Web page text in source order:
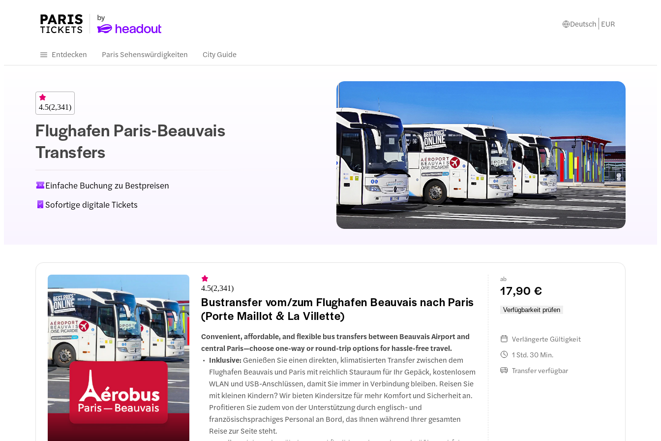
Deutsch EUR
Entdecken Paris Sehenswürdigkeiten City Guide
Flughafen Paris-Beauvais
Transfers
4.5(2,341)
Einfache Buchung zu Bestpreisen
Sofortige digitale Tickets
4.5(2,341)
Bustransfer vom/zum Flughafen Beauvais nach Paris
(Porte Maillot & La Villette)
ab
17,90 €
Verfügbarkeit prüfen
Verlängerte Gültigkeit
1 Std. 30 Min.
Transfer verfügbar
Convenient, affordable, and flexible bus transfers between Beauvais Airport and
central Paris—choose one-way or round-trip options for hassle-free travel.
Inklusive: Genießen Sie einen direkten, klimatisierten Transfer zwischen dem
Flughafen Beauvais und Paris mit reichlich Stauraum für Ihr Gepäck, kostenlosem
WLAN und USB-Anschlüssen, damit Sie immer in Verbindung bleiben. Reisen Sie
mit kleinen Kindern? Wir bieten Kindersitze für mehr Komfort und Sicherheit an.
Profitieren Sie zudem von der Unterstützung durch englisch- und
französischsprachiges Personal an Bord, das Ihnen während Ihrer gesamten
Reise zur Seite steht.